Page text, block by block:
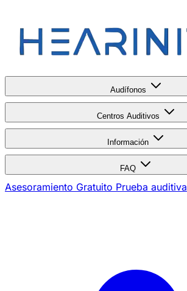
Audífonos
Centros Auditivos
Información
FAQ
Asesoramiento Gratuito Prueba auditiva